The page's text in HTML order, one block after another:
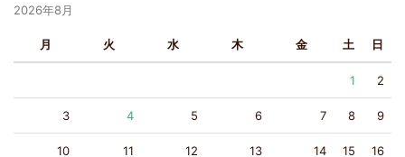
2026年8月
月 火 水 木 金 土 日
1 2
3 4 5 6 7 8 9
10 11 12 13 14 15 16